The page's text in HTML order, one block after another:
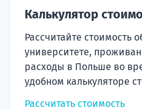
Калькулятор
Рассчитайте стоимость
университете,
расходы в Польше во
удобном калькуляторе
Рассчитать стоимость